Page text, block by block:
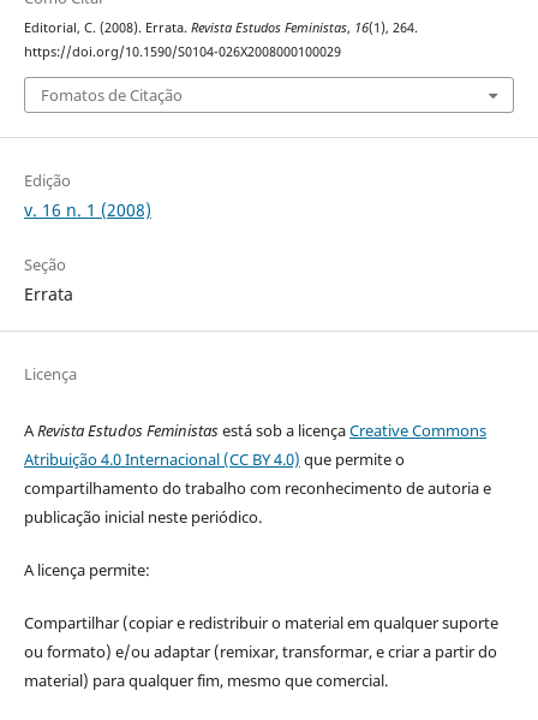
Editorial, C. (2008). Errata. Revista Estudos Feministas, 16(1), 264.
https://doi.org/10.1590/S0104-026X2008000100029
Fomatos de Citação
Edição
v. 16 n. 1 (2008)
Seção
Errata
Licença
ARevista Estudos Feministasestá sob a licençaCreative Commons
Atribuição 4.0 Internacional (CC BY 4.0) que permite o
compartilhamento do trabalho com reconhecimento de autoria e
publicação inicial neste periódico.
A licença permite:
Compartilhar (copiar e redistribuir o material em qualquer suporte
ou formato) e/ou adaptar (remixar, transformar, e criar a partir do
material) para qualquer fim, mesmo que comercial.